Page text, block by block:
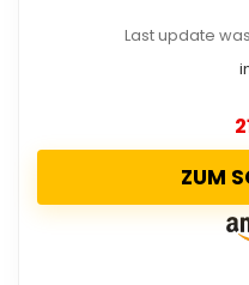
Last update was
ZUM